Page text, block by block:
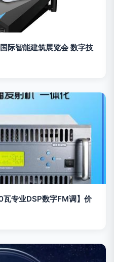
际智能建筑展览会 数字技
专业DSP数字FM调】价